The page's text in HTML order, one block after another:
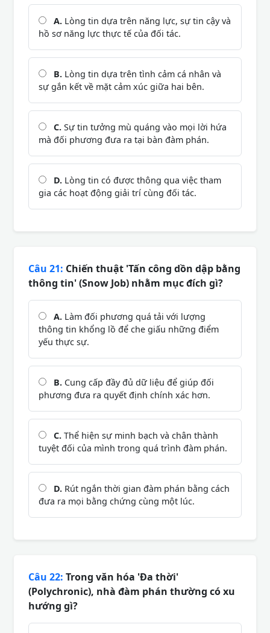
A. Lòng tin dựa trên năng lực, sự tin cậy và
hồ sơ năng lực thực tế của đối tác.
B. Lòng tin dựa trên tình cảm cá nhân và
sự gắn kết về mặt cảm xúc giữa hai bên.
C. Sự tin tưởng mù quáng vào mọi lời hứa
mà đối phương đưa ra tại bàn đàm phán.
D. Lòng tin có được thông qua việc tham
gia các hoạt động giải trí cùng đối tác.
Câu 21: Chiến thuật 'Tấn công dồn dập bằng
thông tin' (Snow Job) nhằm mục đích gì?
A. Làm đối phương quá tải với lượng
thông tin khổng lồ để che giấu những điểm
yếu thực sự.
B. Cung cấp đầy đủ dữ liệu để giúp đối
phương đưa ra quyết định chính xác hơn.
C. Thể hiện sự minh bạch và chân thành
tuyệt đối của mình trong quá trình đàm phán.
D. Rút ngắn thời gian đàm phán bằng cách
đưa ra mọi bằng chứng cùng một lúc.
Câu 22: Trong văn hóa 'Đa thời'
(Polychronic), nhà đàm phán thường có xu
hướng gì?